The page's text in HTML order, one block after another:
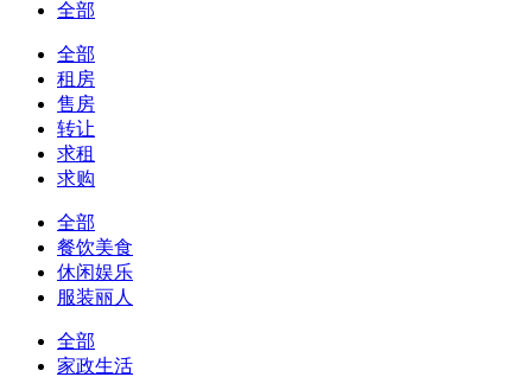
全部
全部
租房
售房
转让
求租
求购
全部
餐饮美食
休闲娱乐
服装丽人
全部
家政生活